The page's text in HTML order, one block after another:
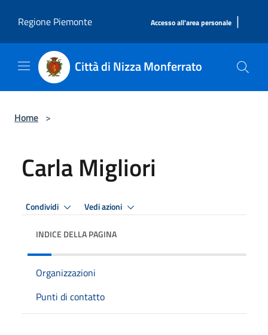
Regione Piemonte
Accesso all'area personale |
Città di Nizza Monferrato
Home >
Carla Migliori
Condividi Vedi azioni
INDICE DELLA PAGINA
Organizzazioni
Punti di contatto